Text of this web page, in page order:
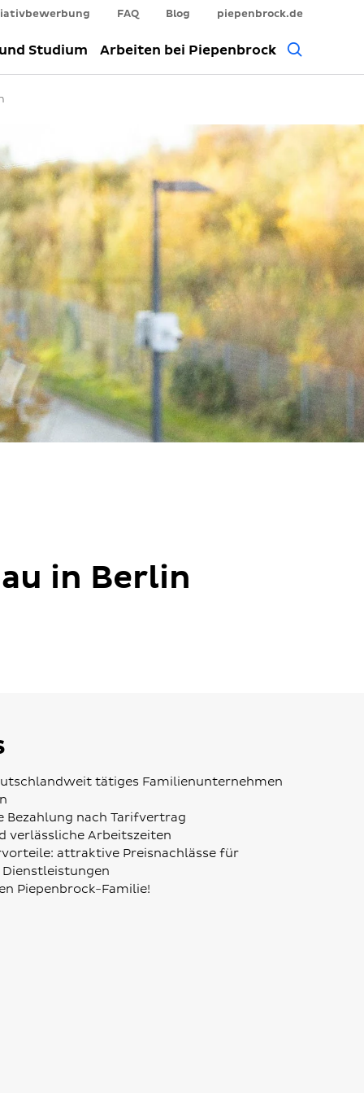
FAQ Blog piepenbrock.de
Studium Arbeiten bei Piepenbrock
in Berlin
tätiges Familienunternehmen
Bezahlung nach Tarifvertrag
verlässliche Arbeitszeiten
attraktive Preisnachlässe für
Piepenbrock-Familie!